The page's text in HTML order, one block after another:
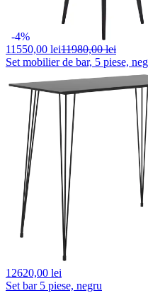
-4%
11550,00 lei11980,00 lei
Set mobilier de bar, 5 piese,
12620,00 lei
Set bar 5 piese, negru